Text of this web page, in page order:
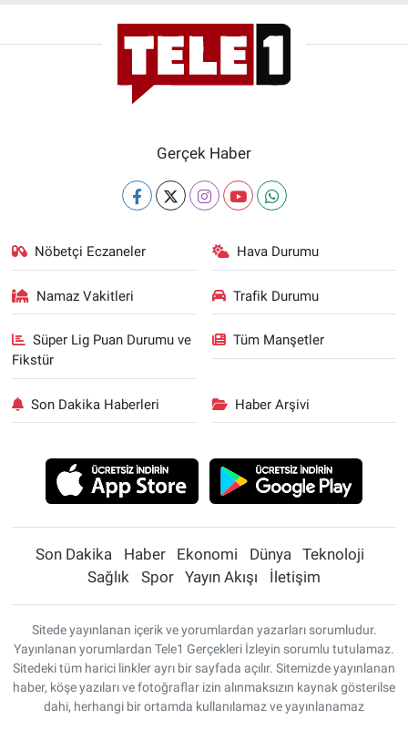
Gerçek Haber
Nöbetçi Eczaneler Hava Durumu
Namaz Vakitleri Trafik Durumu
Süper Lig Puan Durumu ve
Fikstür
Tüm Manşetler
Son Dakika Haberleri Haber Arşivi
Son Dakika Haber Ekonomi Dünya
Teknoloji
Sağlık
Spor Yayın Akışı İletişim
Sitede yayınlanan içerik ve yorumlardan yazarları sorumludur.
Yayınlanan yorumlardan Tele1 Gerçekleri İzleyin sorumlu tutulamaz.
Sitedeki tüm harici linkler ayrı bir sayfada açılır. Sitemizde yayınlanan
haber, köşe yazıları ve fotoğraflar izin alınmaksızın kaynak gösterilse
dahi, herhangi bir ortamda kullanılamaz ve yayınlanamaz